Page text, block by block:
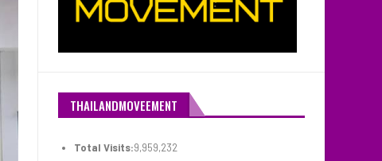
THAILANDMOVEEMENT
Total Visits:9,959,232